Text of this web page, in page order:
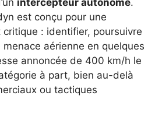
est conçu pour une
critique : identifier, poursuivre
aérienne en quelques
annoncée de 400 km/h le
à part, bien au-delà
ou tactiques